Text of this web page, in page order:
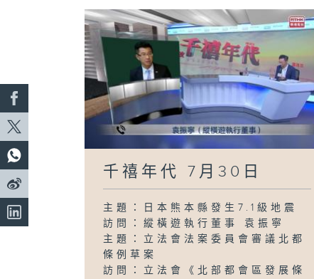
千禧年代 7月30日
主題：日本熊本縣發生7.1級地震
訪問：縱橫遊執行董事 袁振寧
主題：立法會法案委員會審議北都
條例草案
訪問：立法會《北部都會區發展條